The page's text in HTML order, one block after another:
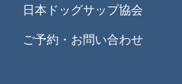
日本ドッグサップ協会
ご予約・お問い合わせ